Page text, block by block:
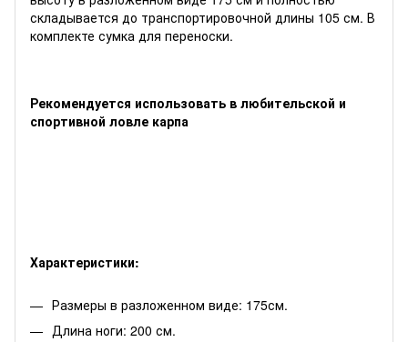
складывается до транспортировочной длины 105 см. В
комплекте сумка для переноски.
Рекомендуется использовать в любительской и
спортивной ловле карпа
Характеристики:
Размеры в разложенном виде: 175см.
Длина ноги: 200 см.